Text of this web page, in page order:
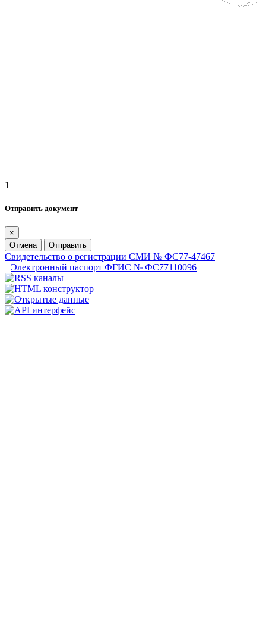
1
Отправить документ
×
Отмена
Отправить
Свидетельство о регистрации СМИ № ФС77-47467
Электронный паспорт ФГИС № ФС77110096